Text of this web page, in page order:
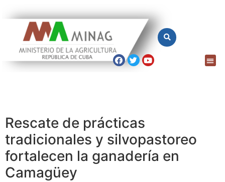
Rescate de prácticas
tradicionales y silvopastoreo
fortalecen la ganadería en
Camagüey